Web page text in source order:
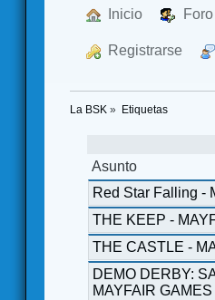
Inicio Foro
Registrarse
La BSK » Etiquetas
Asunto
Red Star Falling -
THE KEEP -
THE CASTLE -
DEMO DERBY:
MAYFAIR